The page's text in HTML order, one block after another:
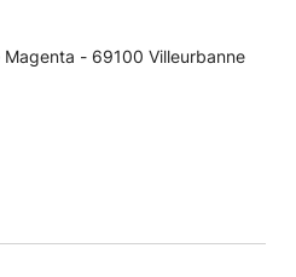
- 69100 Villeurbanne